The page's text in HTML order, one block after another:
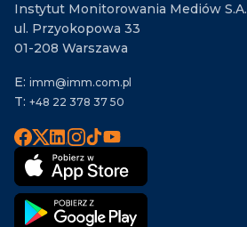
Instytut Monitorowania Mediów S.A.
ul. Przyokopowa 33
01-208 Warszawa
E: imm@imm.com.pl
T: +48 22 378 37 50